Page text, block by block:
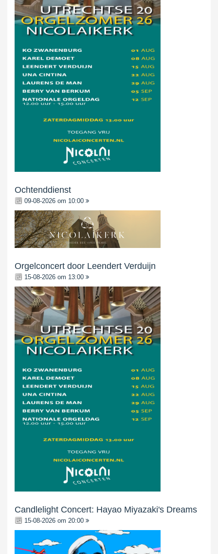
Ochtenddienst
09-08-2026 om 10:00
Orgelconcert door Leendert Verduijn
15-08-2026 om 13:00
Candlelight Concert: Hayao Miyazaki's Dreams
15-08-2026 om 20:00